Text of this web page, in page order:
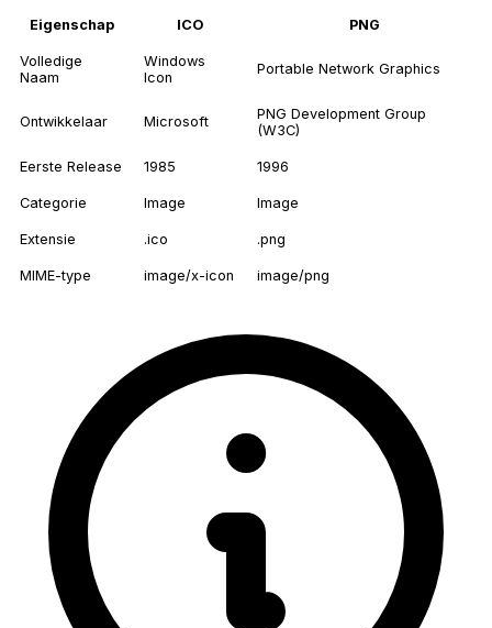
Eigenschap ICO PNG
Volledige
Naam
Windows
Icon
Portable Network Graphics
Ontwikkelaar Microsoft
PNG Development Group
(W3C)
Eerste Release 1985 1996
Categorie Image Image
Extensie .ico .png
MIME-type image/x-icon image/png